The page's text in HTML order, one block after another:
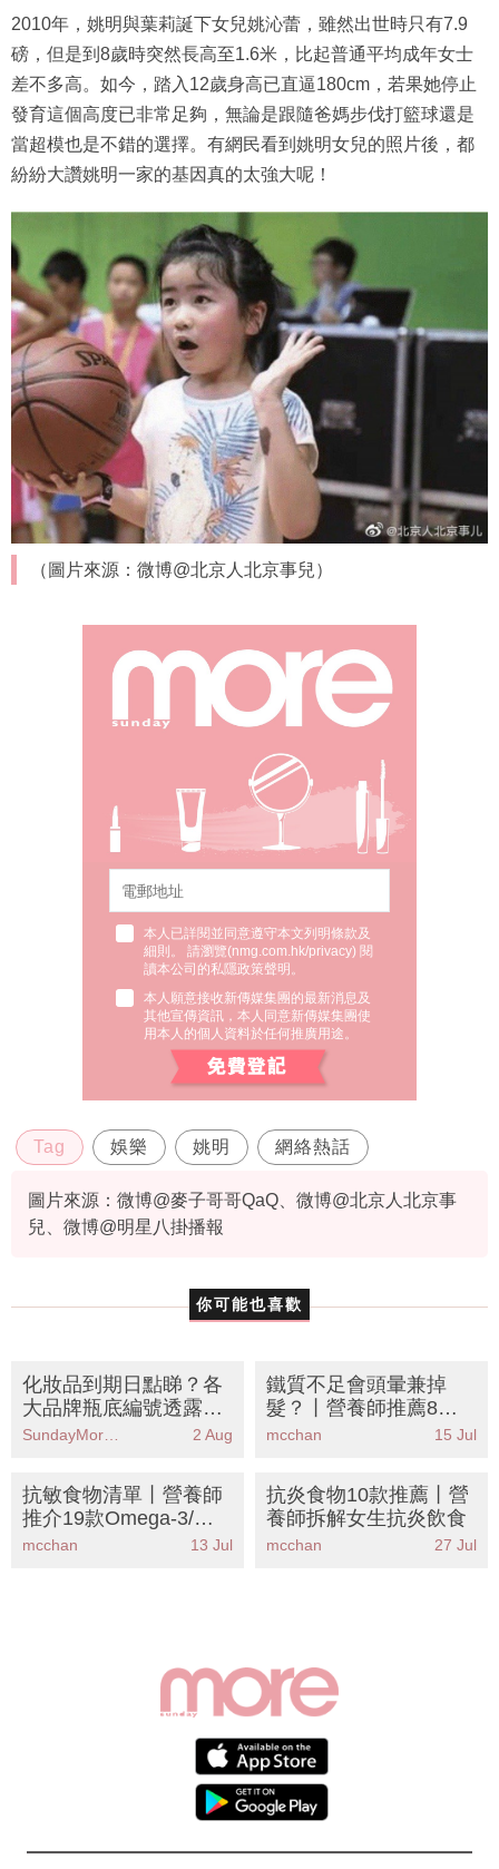
2010年，姚明與葉莉誕下女兒姚沁蕾，雖然出世時只有7.9
磅，但是到8歲時突然長高至1.6米，比起普通平均成年女士
差不多高。如今，踏入12歲身高已直逼180cm，若果她停止
發育這個高度已非常足夠，無論是跟隨爸媽步伐打籃球還是
當超模也是不錯的選擇。有網民看到姚明女兒的照片後，都
紛紛大讚姚明一家的基因真的太強大呢！
（圖片來源：微博@北京人北京事兒）
本人已詳閱並同意遵守本文列明條款及
細則。 請瀏覽(nmg.com.hk/privacy) 閱
讀本公司的私隱政策聲明。
本人願意接收新傳媒集團的最新消息及
其他宣傳資訊，本人同意新傳媒集團使
用本人的個人資料於任何推廣用途。
Tag 娛樂 姚明 網絡熱話
圖片來源：微博@麥子哥哥QaQ、微博@北京人北京事
兒、微博@明星八掛播報
你可能也喜歡
化妝品到期日點睇？各
大品牌瓶底編號透露生
產日期、保存期限和最
2 Aug
鐵質不足會頭暈兼掉
髮？丨營養師推薦8大
補鐵食物清單丨附OL辦
mcchan 15 Jul
抗敏食物清單丨營養師
推介19款Omega-3/鋅/
維他命D食物 擊退濕疹
mcchan 13 Jul
抗炎食物10款推薦丨營
養師拆解女生抗炎飲食
mcchan 27 Jul